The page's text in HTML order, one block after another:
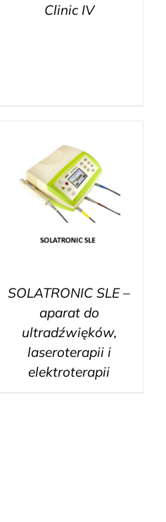
Clinic IV
SOLATRONIC SLE –
aparat do
ultradźwięków,
laseroterapii i
elektroterapii